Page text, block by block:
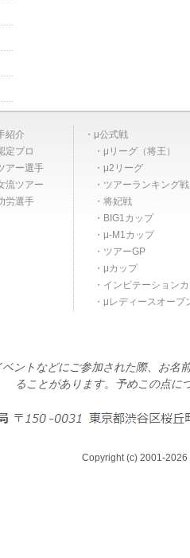
紹介
定プロ
アー選手
流ツアー
労選手
μ公式戦
μリーグ（将王）
μ2リーグ
ツアーランキング
将妃戦
BIG1カップ
μ-M1カップ
ツアーGP
μカップ
インビテーション
μレディースオープ
ントなどにご参加された際、お名
ることがあります。予めこの点に
Copyright (c) 2001-